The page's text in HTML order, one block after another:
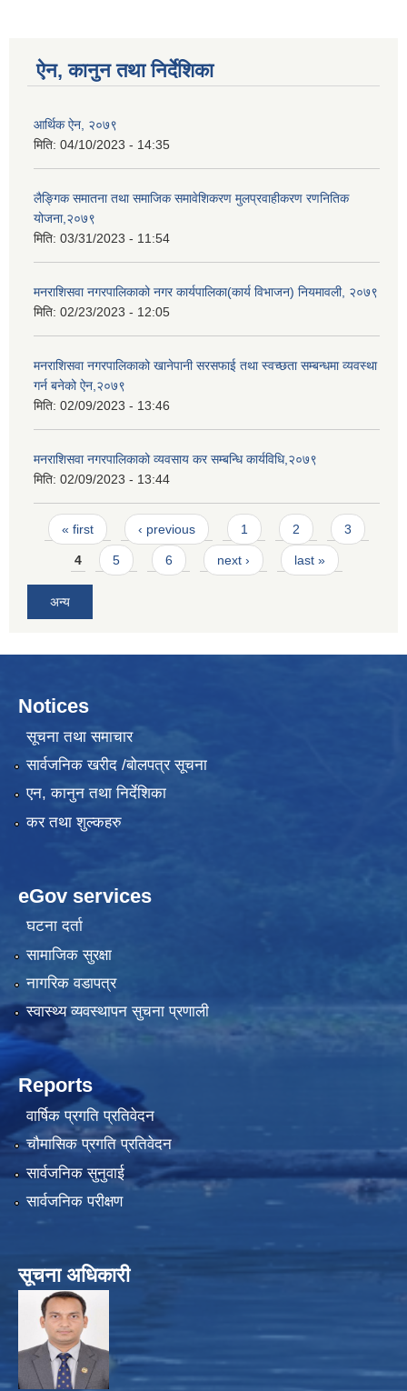
ऐन, कानुन तथा निर्देशिका
आर्थिक ऐन, २०७९
मिति: 04/10/2023 - 14:35
लैङ्गिक समातना तथा समाजिक समावेशिकरण मुलप्रवाहीकरण रणनितिक
योजना,२०७९
मिति: 03/31/2023 - 11:54
मनराशिसवा नगरपालिकाको नगर कार्यपालिका(कार्य विभाजन) नियमावली, २०७९
मिति: 02/23/2023 - 12:05
मनराशिसवा नगरपालिकाको खानेपानी सरसफाई तथा स्वच्छता सम्बन्धमा व्यवस्था
गर्न बनेको ऐन,२०७९
मिति: 02/09/2023 - 13:46
मनराशिसवा नगरपालिकाको व्यवसाय कर सम्बन्धि कार्यविधि,२०७९
मिति: 02/09/2023 - 13:44
Pages
« first ‹ previous 1 2 3
4 5 6 next › last »
अन्य
Notices
सूचना तथा समाचार
सार्वजनिक खरीद /बोलपत्र सूचना
एन, कानुन तथा निर्देशिका
कर तथा शुल्कहरु
eGov services
घटना दर्ता
सामाजिक सुरक्षा
नागरिक वडापत्र
स्वास्थ्य व्यवस्थापन सुचना प्रणाली
Reports
वार्षिक प्रगति प्रतिवेदन
चौमासिक प्रगति प्रतिवेदन
सार्वजनिक सुनुवाई
सार्वजनिक परीक्षण
सूचना अधिकारी